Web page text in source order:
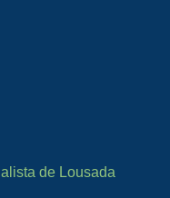
de Lousada